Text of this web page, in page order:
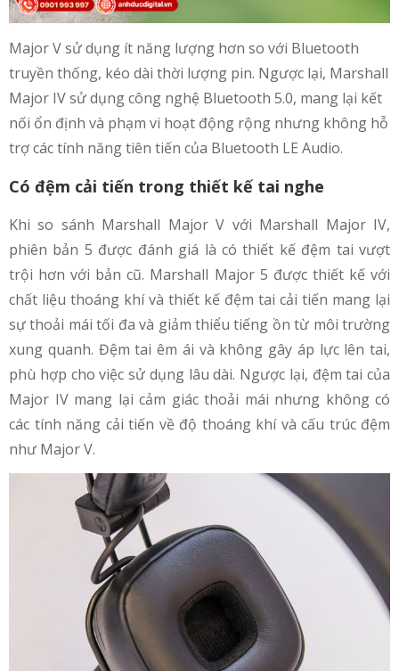
Major V sử dụng ít năng lượng hơn so với Bluetooth
truyền thống, kéo dài thời lượng pin. Ngược lại, Marshall
Major IV sử dụng công nghệ Bluetooth 5.0, mang lại kết
nối ổn định và phạm vi hoạt động rộng nhưng không hỗ
trợ các tính năng tiên tiến của Bluetooth LE Audio.
Có đệm cải tiến trong thiết kế tai nghe
Khi so sánh Marshall Major V với Marshall Major IV,
phiên bản 5 được đánh giá là có thiết kế đệm tai vượt
trội hơn với bản cũ. Marshall Major 5 được thiết kế với
chất liệu thoáng khí và thiết kế đệm tai cải tiến mang lại
sự thoải mái tối đa và giảm thiểu tiếng ồn từ môi trường
xung quanh. Đệm tai êm ái và không gây áp lực lên tai,
phù hợp cho việc sử dụng lâu dài. Ngược lại, đệm tai của
Major IV mang lại cảm giác thoải mái nhưng không có
các tính năng cải tiến về độ thoáng khí và cấu trúc đệm
như Major V.